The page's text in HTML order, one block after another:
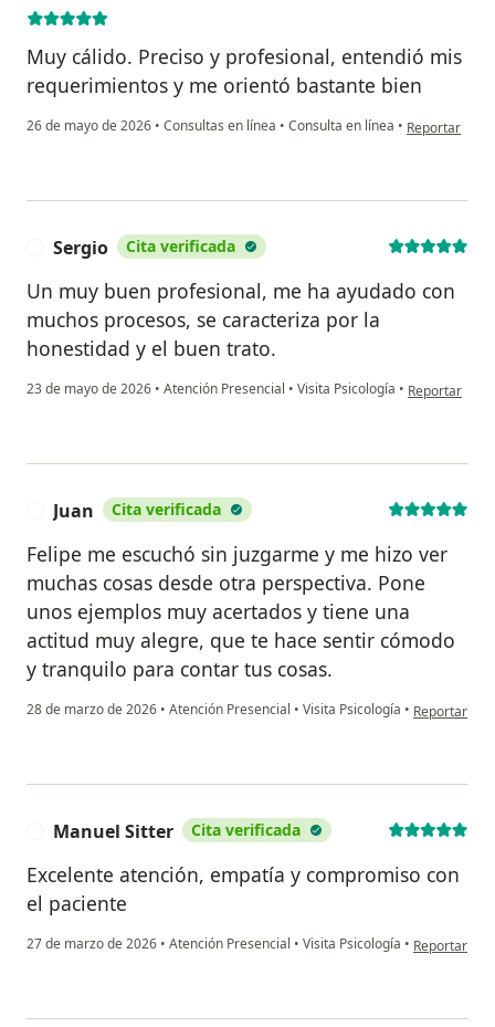
Muy cálido. Preciso y profesional, entendió mis
requerimientos y me orientó bastante bien
26 de mayo de 2026 • Consultas en línea • Consulta en línea • en opinión
Reportar
Sergio Cita verificada
Un muy buen profesional, me ha ayudado con
muchos procesos, se caracteriza por la
honestidad y el buen trato.
23 de mayo de 2026 • Atención Presencial • Visita Psicología • en opinión
Reportar
Juan Cita verificada
Felipe me escuchó sin juzgarme y me hizo ver
muchas cosas desde otra perspectiva. Pone
unos ejemplos muy acertados y tiene una
actitud muy alegre, que te hace sentir cómodo
y tranquilo para contar tus cosas.
28 de marzo de 2026 • Atención Presencial • Visita Psicología • en opinión
Reportar
Manuel Sitter Cita verificada
Excelente atención, empatía y compromiso con
el paciente
27 de marzo de 2026 • Atención Presencial • Visita Psicología • en opinión
Reportar